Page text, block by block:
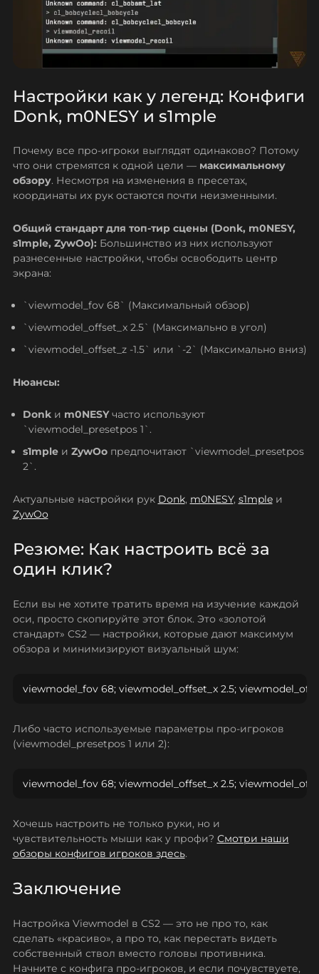
Настройки как у легенд: Конфиги
Donk, m0NESY и s1mple
Почему все про-игроки выглядят одинаково? Потому
что они стремятся к одной цели — максимальному
обзору. Несмотря на изменения в пресетах,
координаты их рук остаются почти неизменными.
Общий стандарт для топ-тир сцены (Donk, m0NESY,
s1mple, ZywOo): Большинство из них используют
разнесенные настройки, чтобы освободить центр
экрана:
`viewmodel_fov 68` (Максимальный обзор)
`viewmodel_offset_x 2.5` (Максимально в угол)
`viewmodel_offset_z -1.5` или `-2` (Максимально вниз)
Нюансы:
Donk и m0NESYчасто используют
`viewmodel_presetpos 1`.
s1mple и ZywOoпредпочитают `viewmodel_presetpos
2`.
Актуальные настройки рук Donk, m0NESY, s1mpleи
ZywOo
Резюме: Как настроить всё за
один клик?
Если вы не хотите тратить время на изучение каждой
оси, просто скопируйте этот блок. Это «золотой
стандарт» CS2 — настройки, которые дают максимум
обзора и минимизируют визуальный шум:
viewmodel_fov 68; viewmodel_offset_x 2.5;
Либо часто используемые параметры про-игроков
(viewmodel_presetpos 1 или 2):
viewmodel_fov 68; viewmodel_offset_x 2.5;
Хочешь настроить не только руки, но и
чувствительность мыши как у профи? Смотри наши
обзоры конфигов игроков здесь.
Заключение
Настройка Viewmodel в CS2 — это не про то, как
сделать «красиво», а про то, как перестать видеть
собственный ствол вместо головы противника.
Начните с конфига про-игроков, и если почувствуете,